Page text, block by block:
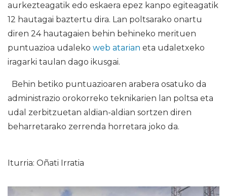
aurkezteagatik edo eskaera epez kanpo egiteagatik
12 hautagai baztertu dira. Lan poltsarako onartu
diren 24 hautagaien behin behineko merituen
puntuazioa udaleko web atarian eta udaletxeko
iragarki taulan dago ikusgai.
Behin betiko puntuazioaren arabera osatuko da
administrazio orokorreko teknikarien lan poltsa eta
udal zerbitzuetan aldian-aldian sortzen diren
beharretarako zerrenda horretara joko da.
Iturria: Oñati Irratia